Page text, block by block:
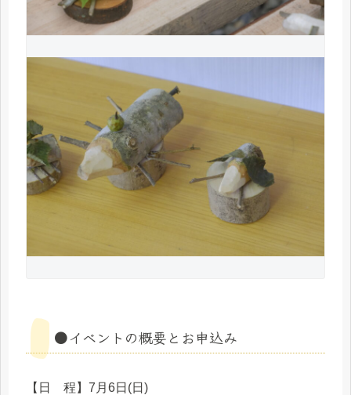
●イベントの概要とお申込み
【日 程】7月6日(日)